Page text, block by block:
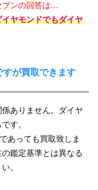
ブンの回答は…
ヤモンドでもダイヤ
すが買取できます
ありません。ダイヤ
す。
あっても買取致しま
鑑定基準とは異なる
。